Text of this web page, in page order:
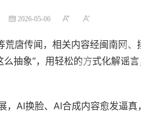
2026-05-06
唐传闻，相关内容经闽南网、
抽象”，用轻松的方式化解谣
，AI换脸、AI合成内容愈发逼